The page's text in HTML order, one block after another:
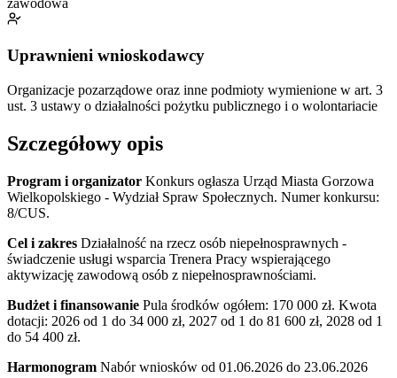
zawodowa
Uprawnieni wnioskodawcy
Organizacje pozarządowe oraz inne podmioty wymienione w art. 3
ust. 3 ustawy o działalności pożytku publicznego i o wolontariacie
Szczegółowy opis
Program i organizator Konkurs ogłasza Urząd Miasta Gorzowa
Wielkopolskiego - Wydział Spraw Społecznych. Numer konkursu:
8/CUS.
Cel i zakres Działalność na rzecz osób niepełnosprawnych -
świadczenie usługi wsparcia Trenera Pracy wspierającego
aktywizację zawodową osób z niepełnosprawnościami.
Budżet i finansowanie Pula środków ogółem: 170 000 zł. Kwota
dotacji: 2026 od 1 do 34 000 zł, 2027 od 1 do 81 600 zł, 2028 od 1
do 54 400 zł.
Harmonogram Nabór wniosków od 01.06.2026 do 23.06.2026